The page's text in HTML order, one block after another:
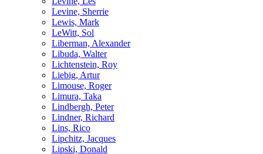
Levine, Sherrie
Lewis, Mark
LeWitt, Sol
Liberman, Alexander
Libuda, Walter
Lichtenstein, Roy
Liebig, Artur
Limouse, Roger
Limura, Taka
Lindbergh, Peter
Lindner, Richard
Lins, Rico
Lipchitz, Jacques
Lipski, Donald